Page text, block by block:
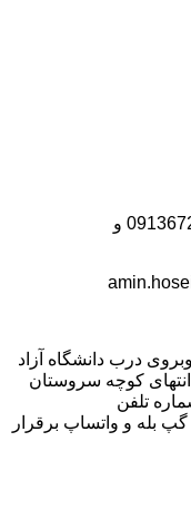
شماره های همراه مدیریت شرکت: 09136729270 و
درب دانشگاه آزاد
کوچه سروستان
شماره تلفن
و آی گپ بله و واتساپ برقرار